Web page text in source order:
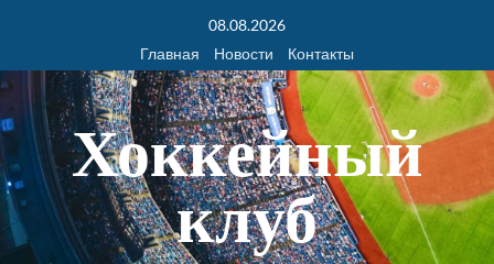
08.08.2026
Главная
Новости Контакты
Хоккейный
клуб